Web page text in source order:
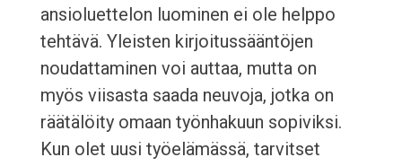
ansioluettelon luominen ei ole helppo
tehtävä. Yleisten kirjoitussääntöjen
noudattaminen voi auttaa, mutta on
myös viisasta saada neuvoja, jotka on
räätälöity omaan työnhakuun sopiviksi.
Kun olet uusi työelämässä, tarvitset